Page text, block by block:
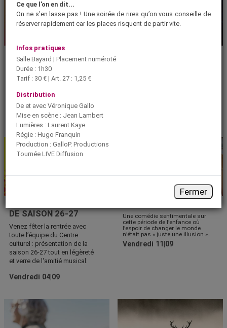
FESTIVAL ORFERIDIS -
AOÛT 2026
Le festival de musique vocale
Orferidis fête ses 10 ans !
27|08 30|08
DE SAISON 26-27
Venez fêter la rentrée avec
toute l’équipe du Centre
culturel : présentation de la
saison 26-27 tout en légèreté
et verre de l'amitié musical.
Vendredi 04|09
Une comédie sentimentale sur
cette période de l’enfance où
l’espoir de changer le monde
n’était pas « juste une illusion »…
Vendredi 11|09
Ce que l'on en dit...
On ne s’en lasse pas ! Une soirée de rires qu’on vous conseille de
réserver rapidement car les places risquent de partir vite.
Infos pratiques
Salle Bayard | Placement numéroté
Durée : 1h30
Tarif : 30 € | Art. 27 : 1,25 €
Distribution
De et avec Véronique Gallo
Mise en scène : Jean Lambert
Lumières : Laurent Kaye
Régie : Hugo Franquin
Production : GalloP. Productions
Tournée LIVE Diffusion
Fermer